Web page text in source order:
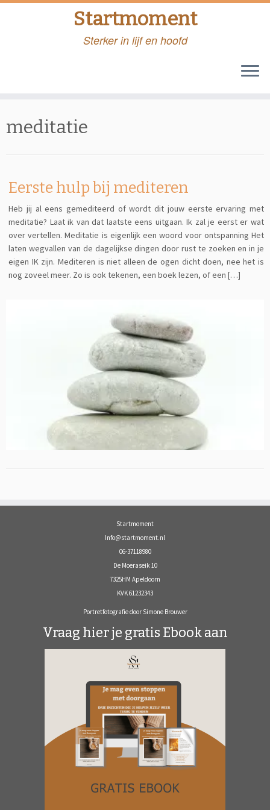
content
Startmoment
Sterker in lijf en hoofd
meditatie
Eerste hulp bij mediteren
Heb jij al eens gemediteerd of wordt dit jouw eerste ervaring met
meditatie? Laat ik van dat laatste eens uitgaan. Ik zal je eerst er wat
over vertellen. Meditatie is eigenlijk een woord voor ontspanning Het
laten wegvallen van de dagelijkse dingen door rust te zoeken en in je
eigen IK zijn. Mediteren is niet alleen de ogen dicht doen, nee het is
nog zoveel meer. Zo is ook tekenen, een boek lezen, of een […]
Startmoment
Info@startmoment.nl
06-37118980
De Moeraseik 10
7325HM Apeldoorn
KVK 61232343
Portretfotografie door Simone Brouwer
Vraag hier je gratis Ebook aan